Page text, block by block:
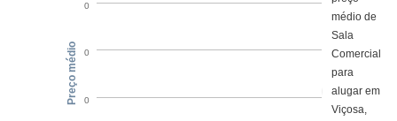
0
0
0
Preço médio
médio de
Sala
Comercial
para
alugar em
Viçosa,